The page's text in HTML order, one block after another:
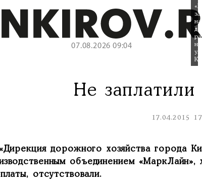
07.08.2026 09:04
на
Не заплатили
17.04.2015
дорожного хозяйства города
объединением
отсутствовали.